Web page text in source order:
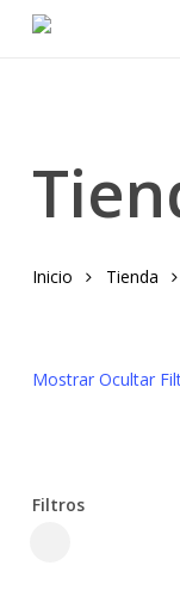
Inicio Tienda
Mostrar Ocultar
Filtros